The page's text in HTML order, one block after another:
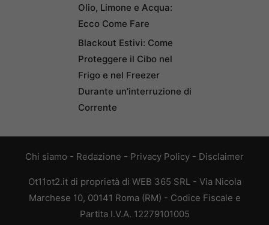
Olio, Limone e Acqua:
Ecco Come Fare
Blackout Estivi: Come
Proteggere il Cibo nel
Frigo e nel Freezer
Durante un’interruzione di
Corrente
Chi siamo - Redazione - Privacy Policy - Disclaimer
Ot11ot2.it di proprietà di WEB 365 SRL - Via Nicola
Marchese 10, 00141 Roma (RM) - Codice Fiscale e
Partita I.V.A. 12279101005